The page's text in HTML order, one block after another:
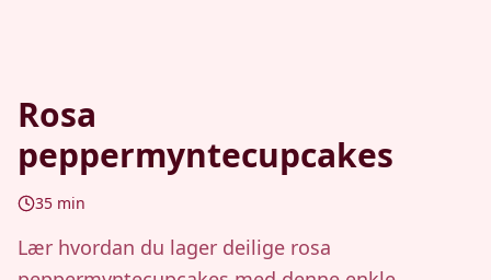
Rosa
peppermyntecupcakes
35 min
Lær hvordan du lager deilige rosa